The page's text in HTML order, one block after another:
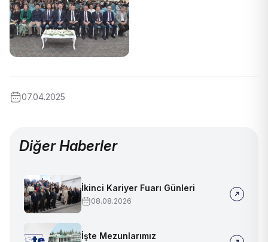
07.04.2025
Diğer Haberler
İkinci Kariyer Fuarı Günleri
08.08.2026
İşte Mezunlarımız